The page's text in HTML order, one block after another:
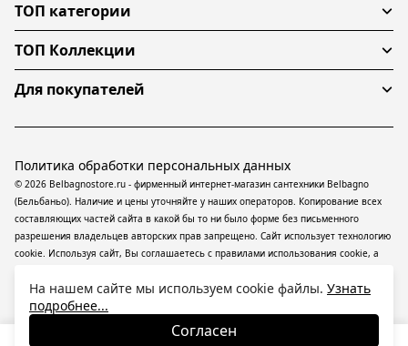
ТОП категории
ТОП Коллекции
Для покупателей
© 2026 Belbagnostore.ru - фирменный интернет-магазин сантехники Belbagno
(Бельбаньо). Наличие и цены уточняйте у наших операторов. Копирование всех
составляющих частей сайта в какой бы то ни было форме без письменного
разрешения владельцев авторских прав запрещено. Сайт использует технологию
cookie. Используя сайт, Вы соглашаетесь с правилами использования cookie, а
ресурсе применяютсярекомендательные технологии(информационные
технологии предоставления информации на основе сбора, систематизации и
анализа сведений, относящихся к предпочтениям пользователей сети
«Интернет», находящихся на территории Российской Федерации).
Политика обработки персональных данных
На нашем сайте мы используем cookie файлы. Узнать
подробнее...
Согласен